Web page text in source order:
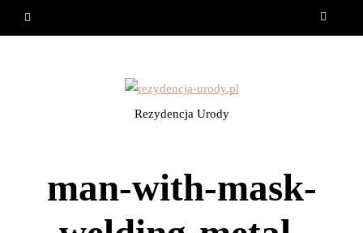
Rezydencja Urody
man-with-mask-